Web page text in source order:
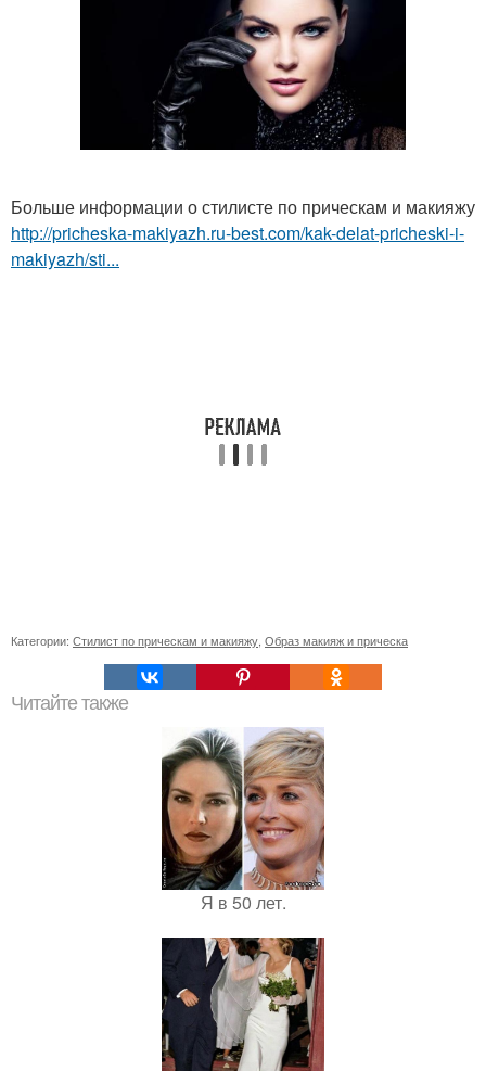
Больше информации о стилисте по прическам и макияжу
http://pricheska-makiyazh.ru-best.com/kak-delat-pricheski-i-
makiyazh/sti...
Категории: Стилист по прическам и макияжу Образ макияж и прическа
Читайте также
Я в 50 лет.